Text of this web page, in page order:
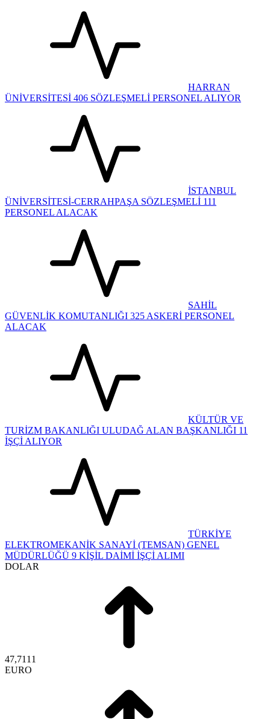
HARRAN
ÜNİVERSİTESİ 406 SÖZLEŞMELİ PERSONEL ALIYOR
İSTANBUL
ÜNİVERSİTESİ-CERRAHPAŞA SÖZLEŞMELİ 111
PERSONEL ALACAK
SAHİL
GÜVENLİK KOMUTANLIĞI 325 ASKERİ PERSONEL
ALACAK
KÜLTÜR VE
TURİZM BAKANLIĞI ULUDAĞ ALAN BAŞKANLIĞI 11
İŞÇİ ALIYOR
TÜRKİYE
ELEKTROMEKANİK SANAYİ (TEMSAN) GENEL
MÜDÜRLÜĞÜ 9 KİŞİL DAİMİ İŞÇİ ALIMI
DOLAR
47,7111
EURO